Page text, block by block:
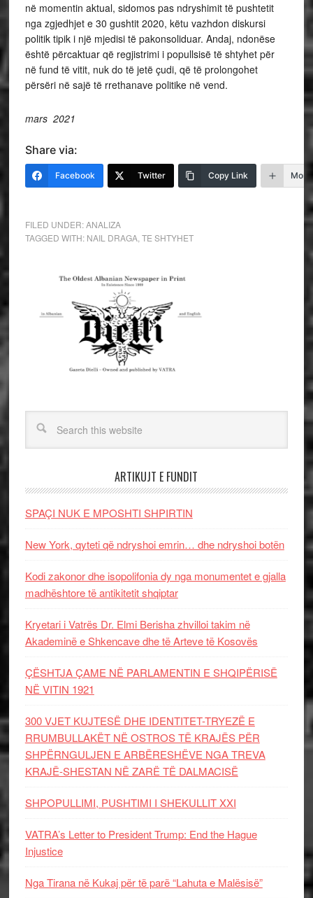
në momentin aktual, sidomos pas ndryshimit të pushtetit
nga zgjedhjet e 30 gushtit 2020, këtu vazhdon diskursi
politik tipik i një mjedisi të pakonsoliduar. Andaj, ndonëse
është përcaktuar që regjistrimi i popullsisë të shtyhet për
në fund të vitit, nuk do të jetë çudi, që të prolongohet
përsëri në sajë të rrethanave politike në vend.
mars 2021
Share via:
Facebook Twitter Copy Link More
FILED UNDER:ANALIZA
TAGGED WITH: NAIL DRAGA, TE SHTYHET
ARTIKUJT E FUNDIT
SPAÇI NUK E MPOSHTI SHPIRTIN
New York, qyteti që ndryshoi emrin… dhe ndryshoi botën
Kodi zakonor dhe isopolifonia dy nga monumentet e gjalla
madhështore të antikitetit shqiptar
Kryetari i Vatrës Dr. Elmi Berisha zhvilloi takim në
Akademinë e Shkencave dhe të Arteve të Kosovës
ÇËSHTJA ÇAME NË PARLAMENTIN E SHQIPËRISË
NË VITIN 1921
300 VJET KUJTESË DHE IDENTITET-TRYEZË E
RRUMBULLAKËT NË OSTROS TË KRAJËS PËR
SHPËRNGULJEN E ARBËRESHËVE NGA TREVA
KRAJË-SHESTAN NË ZARË TË DALMACISË
SHPOPULLIMI, PUSHTIMI I SHEKULLIT XXI
VATRA’s Letter to President Trump: End the Hague
Injustice
Nga Tirana në Kukaj për të parë “Lahuta e Malësisë”